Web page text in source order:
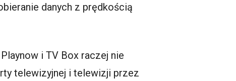
danych z prędkością
i TV Box raczej nie
telewizyjnej i telewizji przez